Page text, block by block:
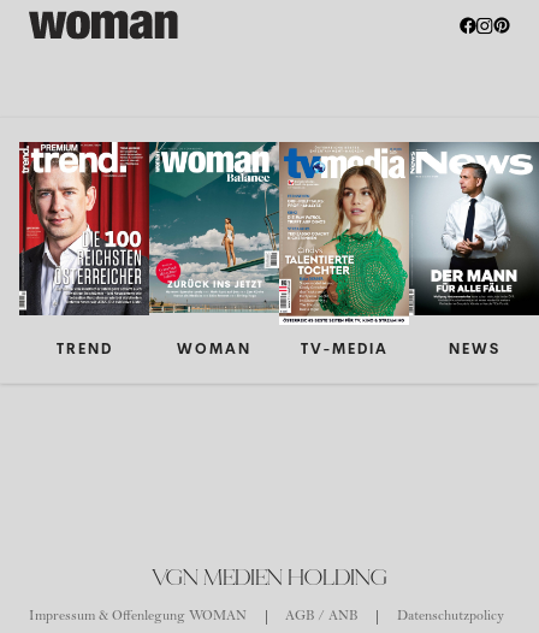
TREND WOMAN TV-MEDIA NEWS
VGN MEDIEN HOLDING
Impressum & Offenlegung WOMAN AGB / ANB Datenschutzpolicy